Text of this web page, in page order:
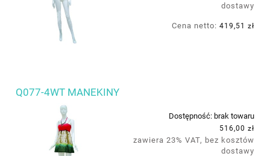
dostawy
Cena netto: 419,51 zł
Q077-4WT MANEKINY
Dostępność: brak towaru
516,00 zł
zawiera 23% VAT, bez kosztów
dostawy